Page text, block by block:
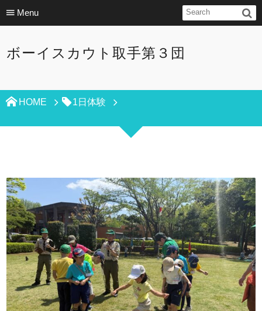
Menu
ボーイスカウト取手第３団
HOME 1日体験